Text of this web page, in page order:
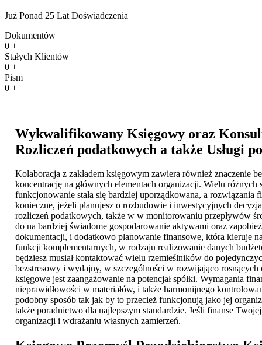
Już Ponad 25 Lat Doświadczenia
Dokumentów
0 +
Stałych Klientów
0 +
Pism
0 +
Wykwalifikowany Księgowy oraz
Rozliczeń podatkowych a także Usługi
Kolaboracja z zakładem księgowym zawiera również znaczenie
koncentrację na głównych elementach organizacji. Wielu
funkcjonowanie stała się bardziej uporządkowana, a
konieczne, jeżeli planujesz o rozbudowie i inwestycyjnych
rozliczeń podatkowych, także w w monitorowaniu przepływów
do na bardziej świadome gospodarowanie aktywami oraz
dokumentacji, i dodatkowo planowanie finansowe, która kieruje
funkcji komplementarnych, w rodzaju realizowanie danych
będziesz musiał kontaktować wielu rzemieślników do
bezstresowy i wydajny, w szczególności w rozwijająco
księgowe jest zaangażowanie na potencjał spółki. Wymagania
nieprawidłowości w materiałów, i także harmonijnego
podobny sposób tak jak by to przecież funkcjonują jako jej
także poradnictwo dla najlepszym standardzie. Jeśli finanse
organizacji i wdrażaniu własnych zamierzeń.